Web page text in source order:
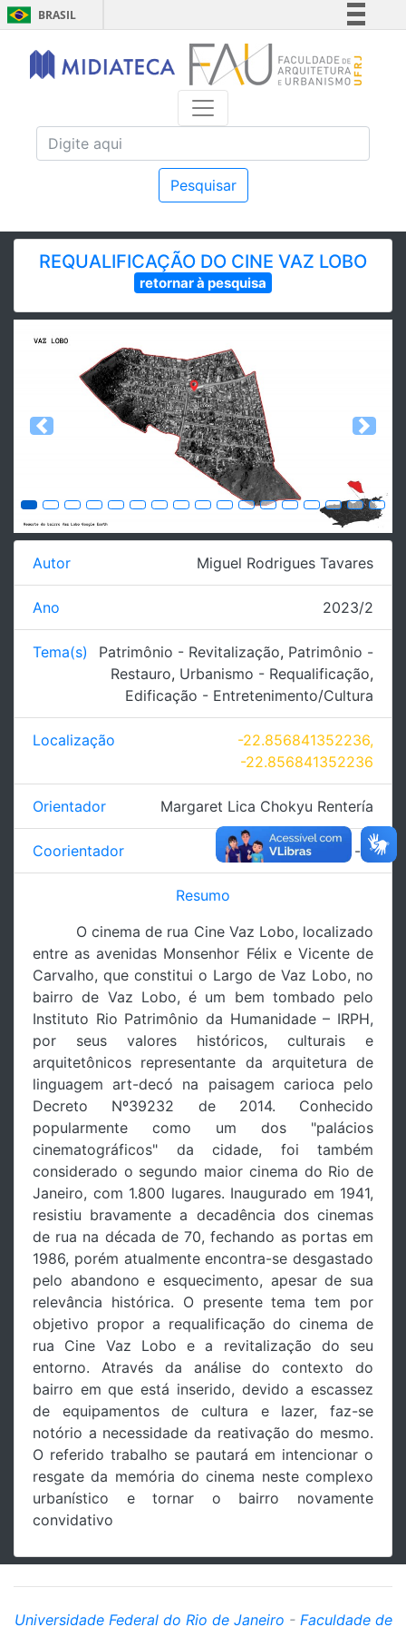
BRASIL
Simplifique!
Comunica BR
Acesso à informação
Pesquisar
REQUALIFICAÇÃO DO CINE VAZ LOBO
retornar à pesquisa
Previous Next
Autor Miguel Rodrigues Tavares
Ano 2023/2
Tema(s) Patrimônio - Revitalização, Patrimônio -
Restauro, Urbanismo - Requalificação,
Edificação - Entretenimento/Cultura
Localização
-22.856841352236,
-22.856841352236
Orientador Margaret Lica Chokyu Rentería
Coorientador ---
Resumo
O cinema de rua Cine Vaz Lobo, localizado
entre as avenidas Monsenhor Félix e Vicente de
Carvalho, que constitui o Largo de Vaz Lobo, no
bairro de Vaz Lobo, é um bem tombado pelo
Instituto Rio Patrimônio da Humanidade – IRPH,
por seus valores históricos, culturais e
arquitetônicos representante da arquitetura de
linguagem art-decó na paisagem carioca pelo
Decreto Nº39232 de 2014. Conhecido
popularmente como um dos "palácios
cinematográficos" da cidade, foi também
considerado o segundo maior cinema do Rio de
Janeiro, com 1.800 lugares. Inaugurado em 1941,
resistiu bravamente a decadência dos cinemas
de rua na década de 70, fechando as portas em
1986, porém atualmente encontra-se desgastado
pelo abandono e esquecimento, apesar de sua
relevância histórica. O presente tema tem por
objetivo propor a requalificação do cinema de
rua Cine Vaz Lobo e a revitalização do seu
entorno. Através da análise do contexto do
bairro em que está inserido, devido a escassez
de equipamentos de cultura e lazer, faz-se
notório a necessidade da reativação do mesmo.
O referido trabalho se pautará em intencionar o
resgate da memória do cinema neste complexo
urbanístico e tornar o bairro novamente
convidativo
Universidade Federal do Rio de Janeiro - Faculdade de